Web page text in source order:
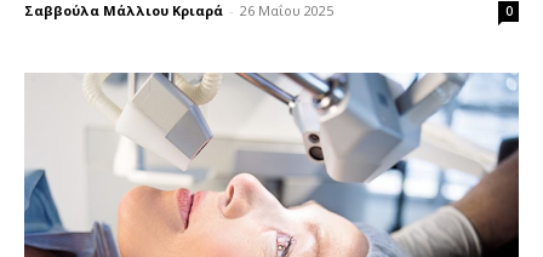
Σαββούλα Μάλλιου Κριαρά - 26 Μαΐου 2025 0